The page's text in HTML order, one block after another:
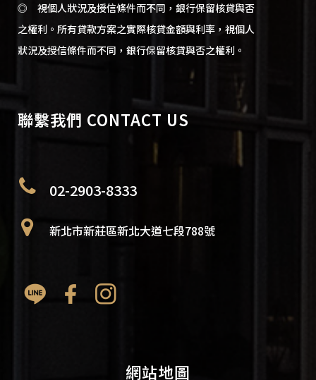
◎ 視個人狀況及授信條件而不同，銀行保留核貸與否
之權利。所有貸款方案之實際核貸金額與利率，視個人
狀況及授信條件而不同，銀行保留核貸與否之權利。
聯繫我們 CONTACT US
02-2903-8333
新北市新莊區新北大道七段788號
網站地圖